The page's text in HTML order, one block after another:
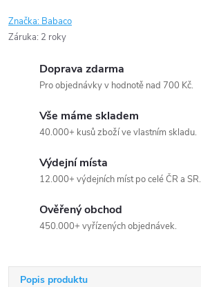
Značka: Babaco
Záruka: 2 roky
Doprava zdarma
Pro objednávky v hodnotě nad 700 Kč.
Vše máme skladem
40.000+ kusů zboží ve vlastním skladu.
Výdejní místa
12.000+ výdejních míst po celé ČR a SR.
Ověřený obchod
450.000+ vyřízených objednávek.
Popis produktu